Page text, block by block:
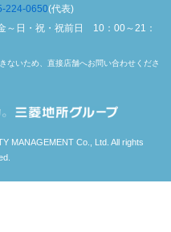
224-0650(代表)
日・祝・祝前日 10：00～21：
ないため、直接店舗へお問い合わせくださ
MANAGEMENT Co., Ltd. All rights